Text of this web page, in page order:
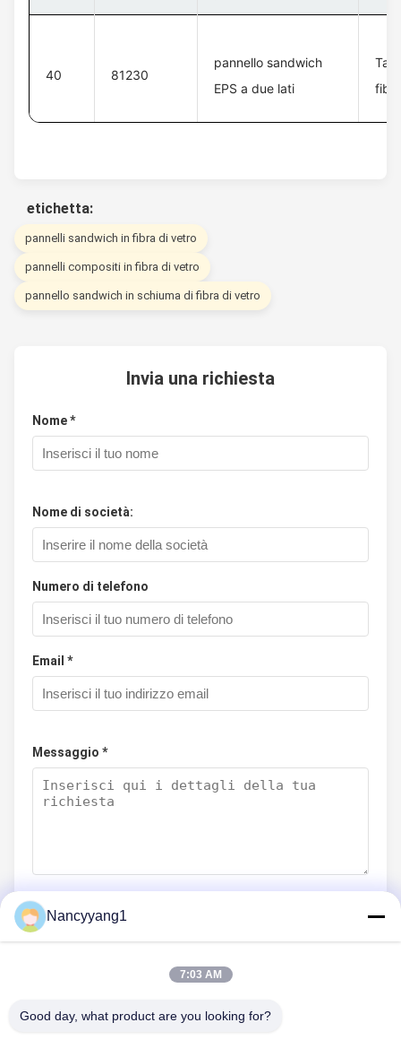
40 81230
pannello sandwich
EPS a due lati
etichetta:
pannelli sandwich in fibra di vetro
pannelli compositi in fibra di vetro
pannello sandwich in schiuma di fibra di vetro
Invia una richiesta
Nome *
Nome di società:
Numero di telefono
Email *
Messaggio *
CONTATTICI
Nancyyang1
7:03 AM
Good day, what product are you looking for?